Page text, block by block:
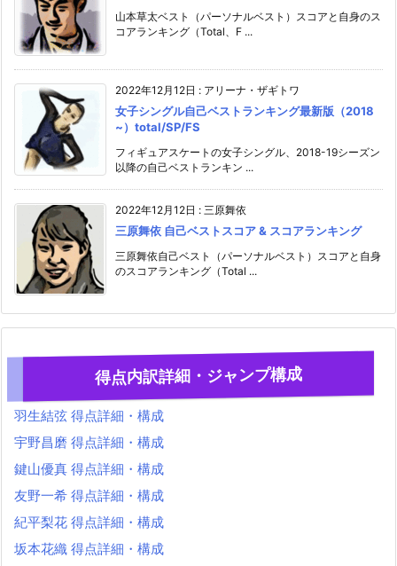
山本草太ベスト（パーソナルベスト）スコアと自身のス
コアランキング（Total、F ...
2022年12月12日 : アリーナ・ザギトワ
女子シングル自己ベストランキング最新版（2018
~）total/SP/FS
フィギュアスケートの女子シングル、2018-19シーズン
以降の自己ベストランキン ...
2022年12月12日 : 三原舞依
三原舞依 自己ベストスコア & スコアランキング
三原舞依自己ベスト（パーソナルベスト）スコアと自身
のスコアランキング（Total ...
得点内訳詳細・ジャンプ構成
羽生結弦 得点詳細・構成
宇野昌磨 得点詳細・構成
鍵山優真 得点詳細・構成
友野一希 得点詳細・構成
紀平梨花 得点詳細・構成
坂本花織 得点詳細・構成